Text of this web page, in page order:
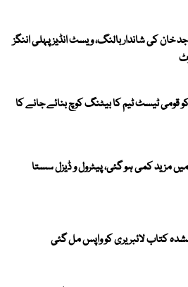
خان کی شاندار بالنگ، ویسٹ انڈیز پہلی اننگز
قومی ٹیسٹ ٹیم کا بیٹنگ کوچ بنائے جانے کا
مزید کمی ہو گئی، پیٹرول و ڈیزل سستا